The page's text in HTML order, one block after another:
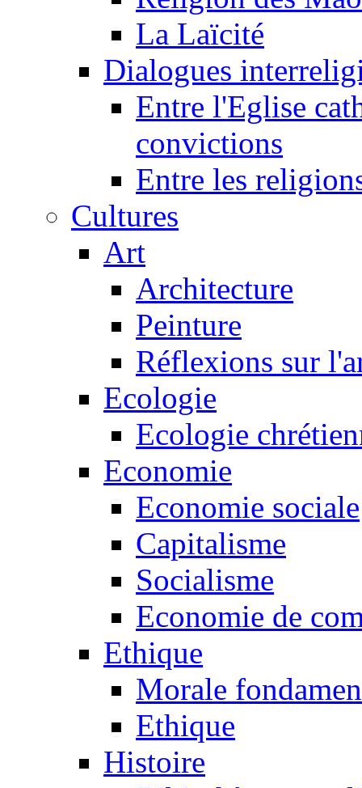
La Laïcité
Dialogues
Entre l'Eglise
convictions
Entre les
Cultures
Art
Architecture
Peinture
Réflexions sur
Ecologie
Ecologie
Economie
Economie sociale
Capitalisme
Socialisme
Economie de
Ethique
Morale
Ethique
Histoire